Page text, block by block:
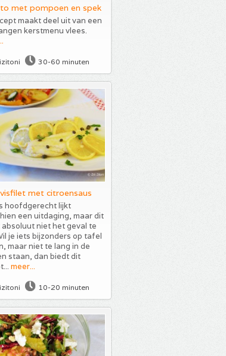
met pompoen en spek
maakt deel uit van een
kerstmenu vlees.
30-60 minuten
met citroensaus
hoofdgerecht lijkt
een uitdaging, maar dit
niet het geval te
je iets bijzonders op tafel
maar niet te lang in de
staan, dan biedt dit
meer...
10-20 minuten